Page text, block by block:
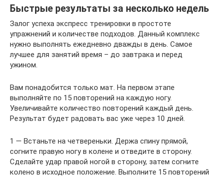
Быстрые результаты за несколько недель
Залог успеха экспресс тренировки в простоте
упражнений и количестве подходов. Данный комплекс
нужно выполнять ежедневно дважды в день. Самое
лучшее для занятий время – до завтрака и перед
ужином.
Вам понадобится только мат. На первом этапе
выполняйте по 15 повторений на каждую ногу.
Увеличивайте количество повторений каждый день.
Результат будет радовать вас уже через 10 дней.
1 — Встаньте на четвереньки. Держа спину прямой,
согните правую ногу в колене и отведите в сторону.
Сделайте удар правой ногой в сторону, затем согните
колено в исходное положение. Выполните 15 повторений